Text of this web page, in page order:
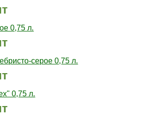
0,75 л.
серое 0,75 л.
0,75 л.